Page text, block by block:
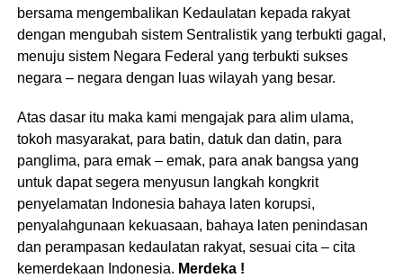
bersama mengembalikan Kedaulatan kepada rakyat
dengan mengubah sistem Sentralistik yang terbukti gagal,
menuju sistem Negara Federal yang terbukti sukses
negara – negara dengan luas wilayah yang besar.
Atas dasar itu maka kami mengajak para alim ulama,
tokoh masyarakat, para batin, datuk dan datin, para
panglima, para emak – emak, para anak bangsa yang
untuk dapat segera menyusun langkah kongkrit
penyelamatan Indonesia bahaya laten korupsi,
penyalahgunaan kekuasaan, bahaya laten penindasan
dan perampasan kedaulatan rakyat, sesuai cita – cita
kemerdekaan Indonesia. Merdeka !